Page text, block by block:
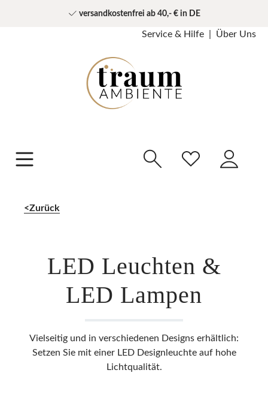
versandkostenfrei ab 40,- € in DE
Service & Hilfe Über Uns
Zurück
LED Leuchten &
LED Lampen
Vielseitig und in verschiedenen Designs erhältlich:
Setzen Sie mit einer LED Designleuchte auf hohe
Lichtqualität.